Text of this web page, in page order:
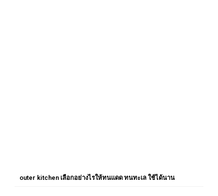
outer kitchen เลือกอย่างไรให้ทนแดด ทนทะเล ใช้ได้นาน